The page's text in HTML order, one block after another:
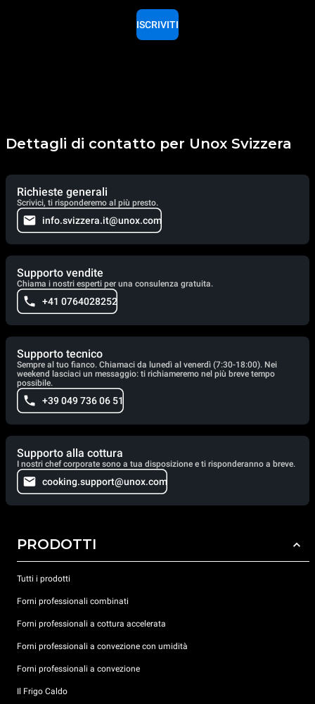
ISCRIVITI
Dettagli di contatto per Unox Svizzera
Richieste generali
Scrivici, ti risponderemo al più presto.
info.svizzera.it@unox.com
Supporto vendite
Chiama i nostri esperti per una consulenza gratuita.
+41 0764028252
Supporto tecnico
Sempre al tuo fianco. Chiamaci da lunedì al venerdì (7:30-18:00). Nei
weekend lasciaci un messaggio: ti richiameremo nel più breve tempo
possibile.
+39 049 736 06 51
Supporto alla cottura
I nostri chef corporate sono a tua disposizione e ti risponderanno a breve.
cooking.support@unox.com
PRODOTTI
Tutti i prodotti
Forni professionali combinati
Forni professionali a cottura accelerata
Forni professionali a convezione con umidità
Forni professionali a convezione
Il Frigo Caldo